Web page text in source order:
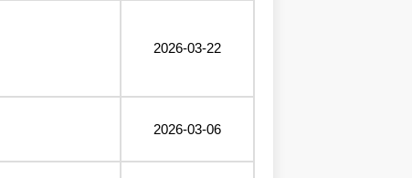
2026-03-22
2026-03-06